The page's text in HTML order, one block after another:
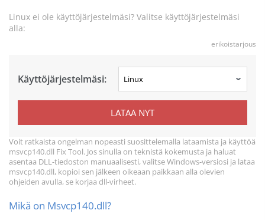
Linux ei ole käyttöjärjestelmäsi? Valitse käyttöjärjestelmäsi
alla:
erikoistarjous
Käyttöjärjestelmäsi:
LATAA NYT
Voit ratkaista ongelman nopeasti suosittelemalla lataamista ja käyttöä
msvcp140.dll Fix Tool. Jos sinulla on teknistä kokemusta ja haluat
asentaa DLL-tiedoston manuaalisesti, valitse Windows-versiosi ja lataa
msvcp140.dll, kopioi sen jälkeen oikeaan paikkaan alla olevien
ohjeiden avulla, se korjaa dll-virheet.
Mikä on Msvcp140.dll?